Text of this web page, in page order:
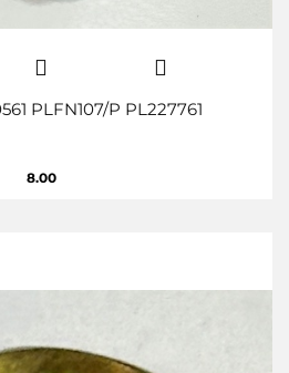
PLFN107/P PL227761
8.00